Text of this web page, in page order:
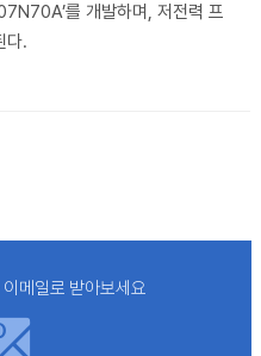
를 개발하며, 저전력 프
다.
메일로 받아보세요